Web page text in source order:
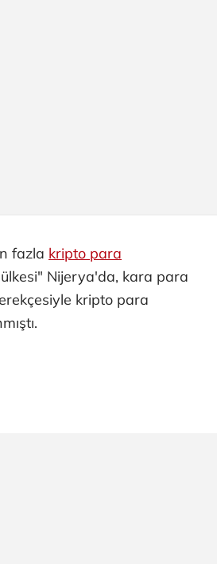
fazla kripto para
ülkesi" Nijerya'da, kara para
kripto para